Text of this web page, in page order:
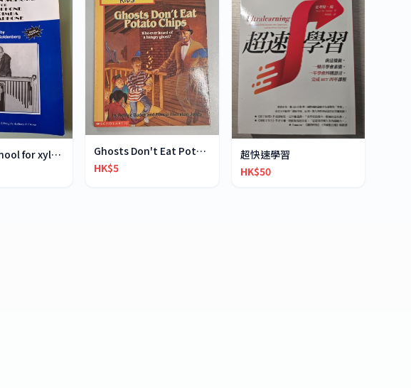
Modern school for xylophone marimba vibraphone
Ghosts Don't Eat Potato Chips
HK$5
超快速學習
HK$50